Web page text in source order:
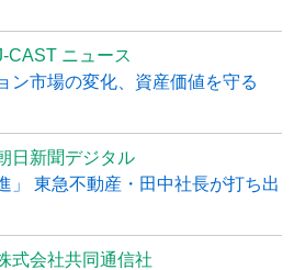
CAST ニュース
ン市場の変化、資産価値を守る
日新聞デジタル
」 東急不動産・田中社長が打ち出
式会社共同通信社